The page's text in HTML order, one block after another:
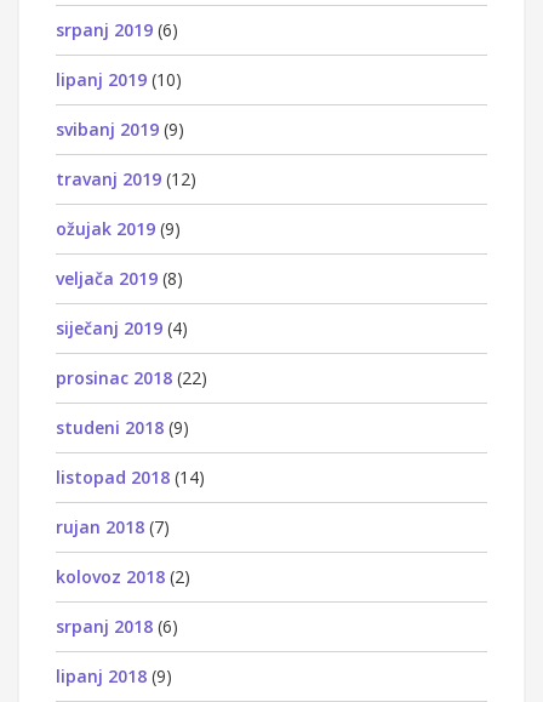
srpanj 2019 (6)
lipanj 2019 (10)
svibanj 2019 (9)
travanj 2019 (12)
ožujak 2019 (9)
veljača 2019 (8)
siječanj 2019 (4)
prosinac 2018 (22)
studeni 2018 (9)
listopad 2018 (14)
rujan 2018 (7)
kolovoz 2018 (2)
srpanj 2018 (6)
lipanj 2018 (9)